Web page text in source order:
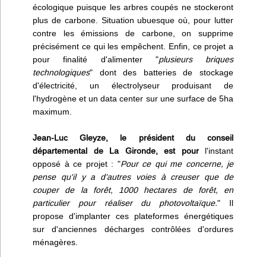
écologique puisque les arbres coupés ne stockeront
plus de carbone. Situation ubuesque où, pour lutter
contre les émissions de carbone, on supprime
précisément ce qui les empêchent. Enfin, ce projet a
pour finalité d'alimenter "plusieurs briques
technologiques" dont des batteries de stockage
d'électricité, un électrolyseur produisant de
l'hydrogène et un data center sur une surface de 5ha
maximum.
Jean-Luc Gleyze, le président du conseil
départemental de La Gironde, est pourl'instant
opposé à ce projet : "Pour ce qui me concerne, je
pense qu'il y a d'autres voies à creuser que de
couper de la forêt, 1000 hectares de forêt, en
particulier pour réaliser du photovoltaïque." Il
propose d'implanter ces plateformes énergétiques
sur d'anciennes décharges contrôlées d'ordures
ménagères.